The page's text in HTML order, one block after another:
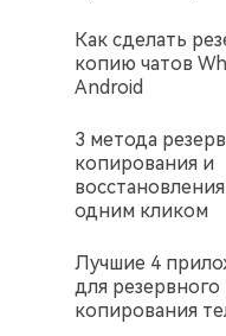
Как сделать
копию чатов
Android
3 метода
копирования и
одним кликом
Лучшие 4
для резервного
копирования